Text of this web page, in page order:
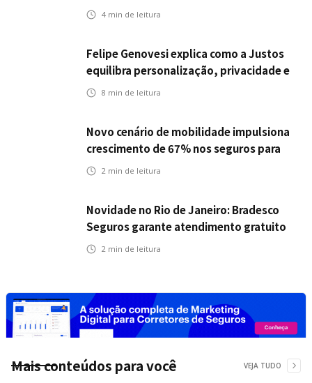
Icatu Seguros eleva capital segurado
4 min de leitura
Felipe Genovesi explica como a Justos
equilibra personalização, privacidade e
tecnologia
8 min de leitura
Novo cenário de mobilidade impulsiona
crescimento de 67% nos seguros para
veículos elétricos da Bradesco Seguros
2 min de leitura
Novidade no Rio de Janeiro: Bradesco
Seguros garante atendimento gratuito
na Ponte Rio-Niterói
2 min de leitura
Mais conteúdos para você VEJA TUDO